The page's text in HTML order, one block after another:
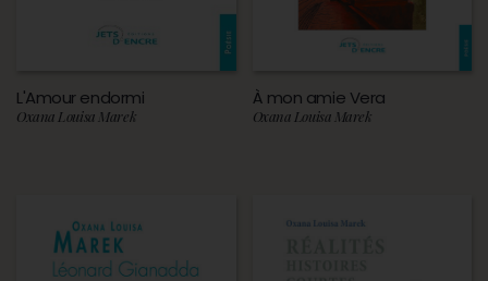
L'Amour endormi
Oxana Louisa Marek
À mon amie Vera
Oxana Louisa Marek